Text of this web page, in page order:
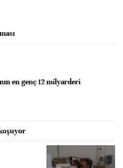
en genç 12 milyarderi